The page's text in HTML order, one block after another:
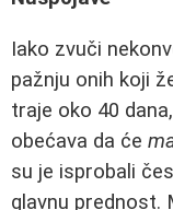
Iako zvuči
pažnju onih koji
traje oko 40
obećava da će
su je isprobali
glavnu prednost.